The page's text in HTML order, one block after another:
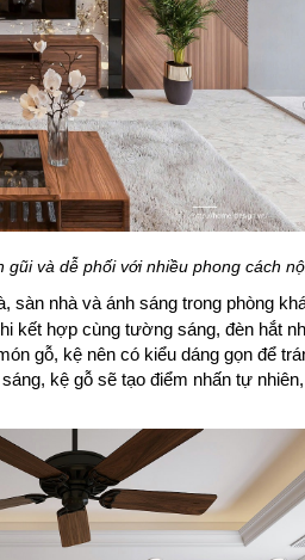
và dễ phối với nhiều phong cách
sàn nhà và ánh sáng trong phòng
kết hợp cùng tường sáng, đèn hắt
gỗ, kệ nên có kiểu dáng gọn để
kệ gỗ sẽ tạo điểm nhấn tự